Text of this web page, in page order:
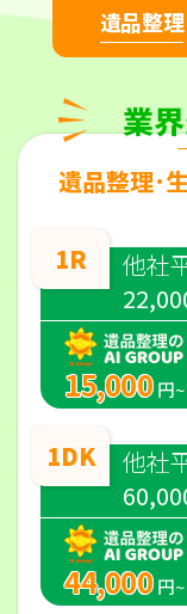
遺品整理
業
遺品整理･
1R
他社
15,000 円~
1DK
他社
44,000 円~